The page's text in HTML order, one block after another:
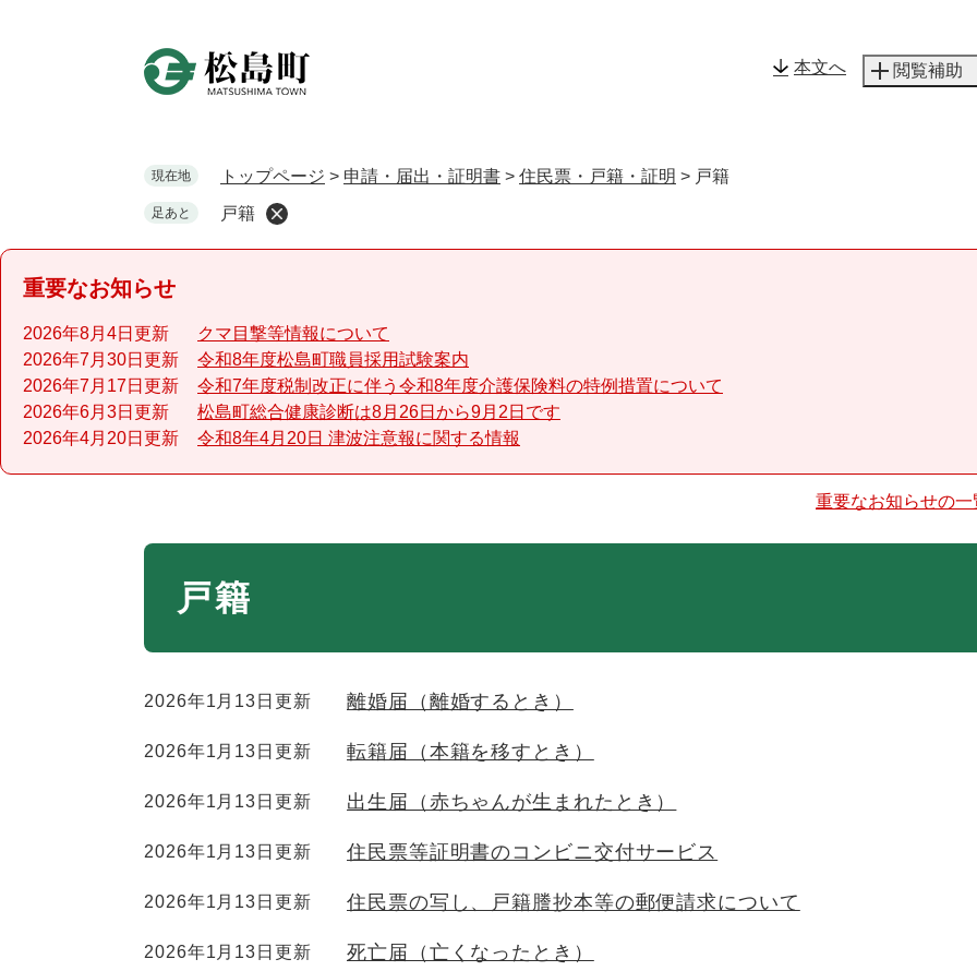
本文へ 閲覧補助
現在地 トップページ > 申請・届出・証明書 > 住民票・戸籍・証明 > 戸籍
足あと 戸籍
重要なお知らせ
2026年8月4日更新
クマ目撃等情報について
2026年7月30日更新
令和8年度松島町職員採用試験案内
2026年7月17日更新
令和7年度税制改正に伴う令和8年度介護保険料の特例措置について
2026年6月3日更新
松島町総合健康診断は8月26日から9月2日です
2026年4月20日更新
令和8年4月20日 津波注意報に関する情報
重要なお知らせの一
戸籍
2026年1月13日更新 離婚届（離婚するとき）
2026年1月13日更新 転籍届（本籍を移すとき）
2026年1月13日更新 出生届（赤ちゃんが生まれたとき）
2026年1月13日更新 住民票等証明書のコンビニ交付サービス
2026年1月13日更新 住民票の写し、戸籍謄抄本等の郵便請求について
2026年1月13日更新 死亡届（亡くなったとき）